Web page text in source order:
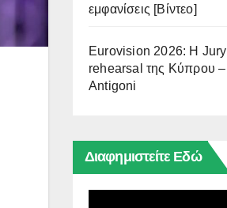
εμφανίσεις [Βίντεο]
Eurovision 2026: Η Jury
rehearsal της Κύπρου –
Antigoni
Διαφημιστείτε Εδώ